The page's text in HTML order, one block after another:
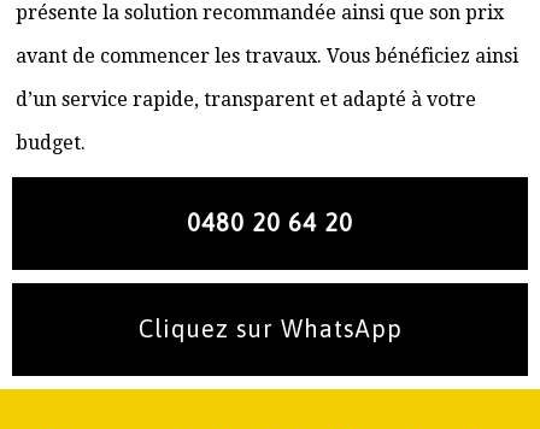
présente la solution recommandée ainsi que son prix
avant de commencer les travaux. Vous bénéficiez ainsi
d’un service rapide, transparent et adapté à votre
budget.
0480 20 64 20
Cliquez sur WhatsApp